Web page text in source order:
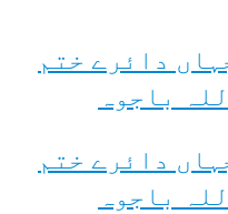
دائرے ختم
باجوہ
دائرے ختم
باجوہ